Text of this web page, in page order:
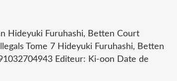
Hideyuki Furuhashi, Betten Court
Tome 7 Hideyuki Furuhashi, Betten
Editeur: Ki-oon Date de